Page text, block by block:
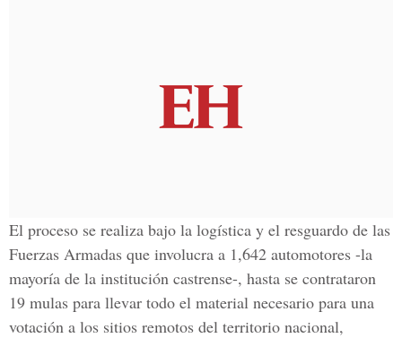
El proceso se realiza bajo la logística y el resguardo de las
Fuerzas Armadas que involucra a 1,642 automotores -la
mayoría de la institución castrense-, hasta se contrataron
19 mulas para llevar todo el material necesario para una
votación a los sitios remotos del territorio nacional,